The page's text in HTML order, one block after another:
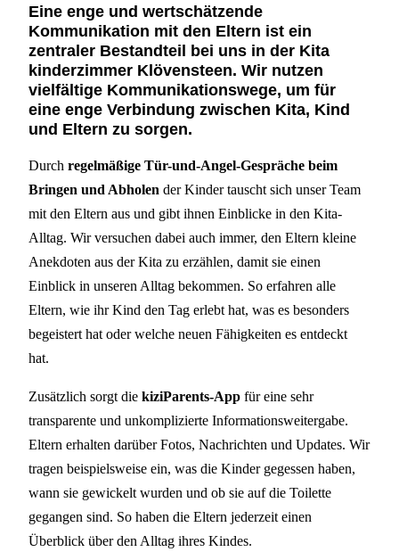
Eine enge und wertschätzende
Kommunikation mit den Eltern ist ein
zentraler Bestandteil bei uns in der Kita
kinderzimmer Klövensteen. Wir nutzen
vielfältige Kommunikationswege, um für
eine enge Verbindung zwischen Kita, Kind
und Eltern zu sorgen.
Durch regelmäßige Tür-und-Angel-Gespräche beim
Bringen und Abholen der Kinder tauscht sich unser Team
mit den Eltern aus und gibt ihnen Einblicke in den Kita-
Alltag. Wir versuchen dabei auch immer, den Eltern kleine
Anekdoten aus der Kita zu erzählen, damit sie einen
Einblick in unseren Alltag bekommen. So erfahren alle
Eltern, wie ihr Kind den Tag erlebt hat, was es besonders
begeistert hat oder welche neuen Fähigkeiten es entdeckt
hat.
Zusätzlich sorgt die kiziParents-App für eine sehr
transparente und unkomplizierte Informationsweitergabe.
Eltern erhalten darüber Fotos, Nachrichten und Updates. Wir
tragen beispielsweise ein, was die Kinder gegessen haben,
wann sie gewickelt wurden und ob sie auf die Toilette
gegangen sind. So haben die Eltern jederzeit einen
Überblick über den Alltag ihres Kindes.